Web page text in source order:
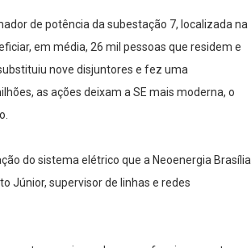
de potência da subestação 7, localizada na
em média, 26 mil pessoas que residem e
nove disjuntores e fez uma
as ações deixam a SE mais moderna, o
do sistema elétrico que a Neoenergia Brasília
Júnior, supervisor de linhas e redes